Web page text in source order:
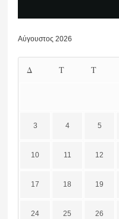
Αύγουστος 2026
Δ Τ Τ
3 4 5
10 11 12
17 18 19
24 25 26